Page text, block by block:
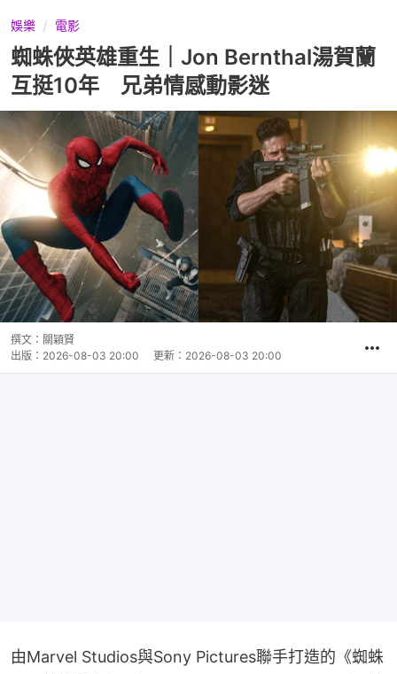
娛樂 電影
蜘蛛俠英雄重生｜Jon Bernthal湯賀蘭
互挺10年 兄弟情感動影迷
撰文： 關穎賢
出版： 2026-08-03 20:00 更新： 2026-08-03 20:00
由Marvel Studios與Sony Pictures聯手打造的《蜘蛛